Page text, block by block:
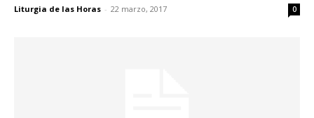
Liturgia de las Horas - 22 marzo, 2017 0